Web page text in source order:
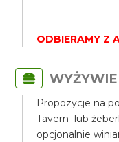
ODBIERAMY Z
Propozycje na
Tavern lub
opcjonalnie